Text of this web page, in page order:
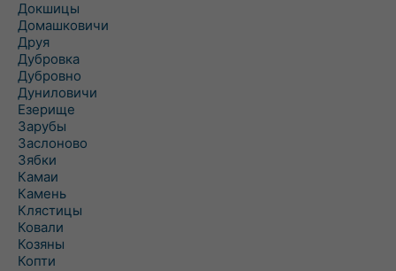
Докшицы
Домашковичи
Друя
Дубровка
Дубровно
Дуниловичи
Езерище
Зарубы
Заслоново
Зябки
Камаи
Камень
Клястицы
Ковали
Козяны
Копти